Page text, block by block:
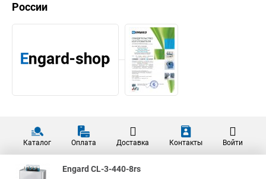
России
Каталог Оплата Доставка Контакты Войти
Engard CL-3-440-8rs